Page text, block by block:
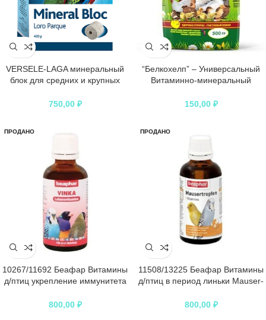
VERSELE-LAGA минеральный
блок для средних и крупных
750,00 ₽
“Белкохелп” – Универсальный
Витаминно-минеральный
500гр *10 НОВИНКА
150,00 ₽
ПРОДАНО
10267/11692 Беафар Витамины
д/птиц укрепление иммунитета
800,00 ₽
ПРОДАНО
11508/13225 Беафар Витамины
д/птиц в период линьки Mauser-
800,00 ₽